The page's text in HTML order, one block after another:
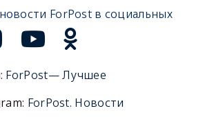
ForPost в социальных
ForPost— Лучшее
ForPost. Новости